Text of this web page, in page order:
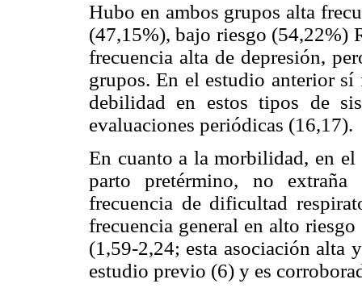
Hubo en ambos grupos alta
(47,15%), bajo riesgo (54,22%)
frecuencia alta de depresión,
grupos. En el estudio anterior sí
debilidad en estos tipos de
evaluaciones periódicas (16,17).
En cuanto a la morbilidad, en
parto pretérmino, no
frecuencia de dificultad
frecuencia general en alto
(1,59-2,24; esta asociación alta
estudio previo (6) y es